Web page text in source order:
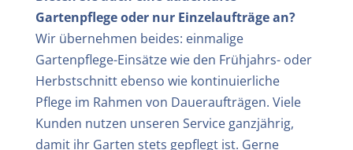
Gartenpflege oder nur Einzelaufträge an?
Wir übernehmen beides: einmalige
Gartenpflege-Einsätze wie den Frühjahrs- oder
Herbstschnitt ebenso wie kontinuierliche
Pflege im Rahmen von Daueraufträgen. Viele
Kunden nutzen unseren Service ganzjährig,
damit ihr Garten stets gepflegt ist. Gerne